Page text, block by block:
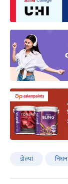
डोल्पा निधन